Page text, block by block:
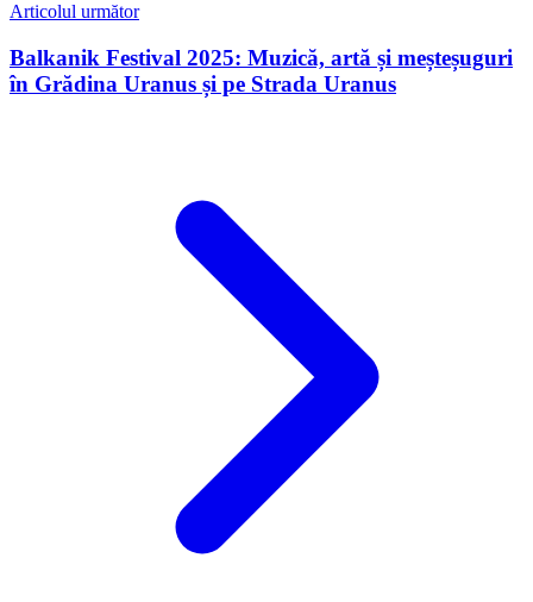
Articolul următor
Balkanik Festival 2025: Muzică, artă și meșteșuguri
în Grădina Uranus și pe Strada Uranus